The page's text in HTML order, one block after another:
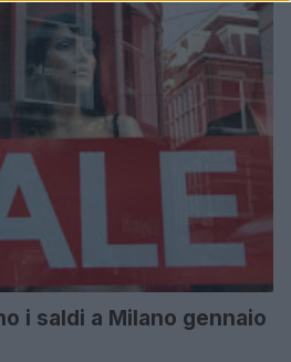
i saldi a Milano gennaio